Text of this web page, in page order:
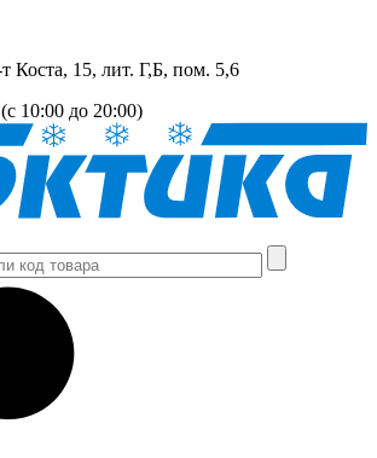
Коста, 15, лит. Г,Б, пом. 5,6
(с 10:00 до 20:00)